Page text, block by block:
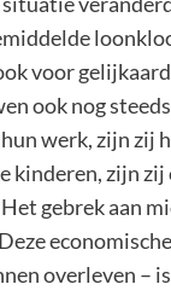
voor
ook nog
werk, zijn
kinderen, zijn
gebrek aan
overleven –